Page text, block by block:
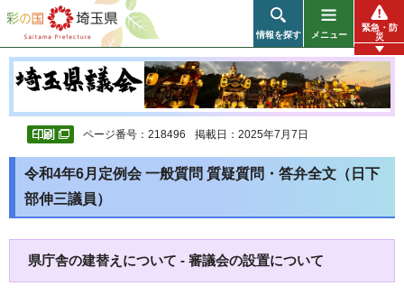
彩の国 埼玉県
情報を探す メニュー
緊急・防
災
ページ番号：218496 掲載日：2025年7月7日
令和4年6月定例会 一般質問 質疑質問・答弁全文（日下
部伸三議員）
県庁舎の建替えについて - 審議会の設置について